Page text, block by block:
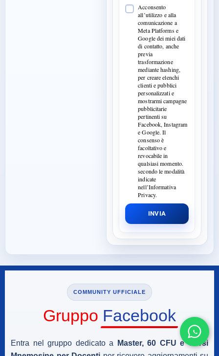
Acconsento
all’utilizzo e alla
comunicazione a
Meta Platforms e
Google dei miei dati
di contatto, anche
previa
trasformazione
mediante hashing,
per creare elenchi
clienti e pubblici
personalizzati e
mostrarmi campagne
pubblicitarie
pertinenti su
Facebook, Instagram
e Google. Il
consenso è
facoltativo e
revocabile in
qualsiasi momento.
secondo le modalità
indicate
nell’Informativa
Privacy.
INVIA
COMMUNITY UFFICIALE
Gruppo Facebook
Entra nel gruppo dedicato a
Master, 60 CFU e Corsi